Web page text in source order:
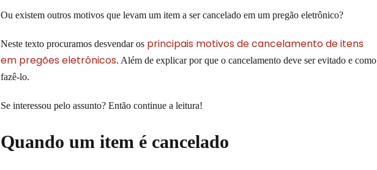
Ou existem outros motivos que levam um item a ser cancelado em umpregão eletrônico?
Neste texto procuramos desvendar os principais motivos de cancelamento de itens
em pregões eletrônicos. Além de explicar por que o cancelamento deve ser evitado e como
fazê-lo.
Se interessou pelo assunto? Então continue a leitura!
Quando um item é cancelado